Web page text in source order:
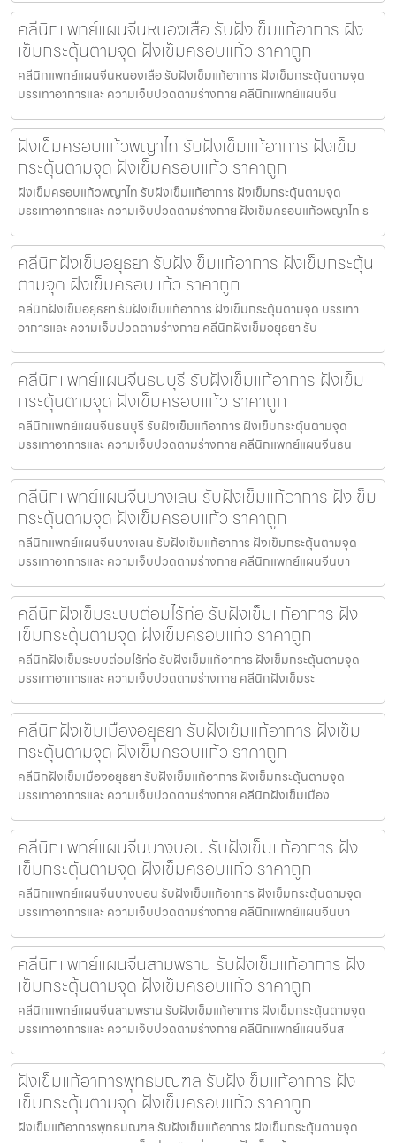
คลีนิกแพทย์แผนจีนหนองเสือ รับฝังเข็มแก้อาการ ฝัง
เข็มกระตุ้นตามจุด ฝังเข็มครอบแก้ว ราคาถูก
คลีนิกแพทย์แผนจีนหนองเสือ รับฝังเข็มแก้อาการ ฝังเข็มกระตุ้นตามจุด
บรรเทาอาการและ ความเจ็บปวดตามร่างกาย คลีนิกแพทย์แผนจีน
ฝังเข็มครอบแก้วพญาไท รับฝังเข็มแก้อาการ ฝังเข็ม
กระตุ้นตามจุด ฝังเข็มครอบแก้ว ราคาถูก
ฝังเข็มครอบแก้วพญาไท รับฝังเข็มแก้อาการ ฝังเข็มกระตุ้นตามจุด
บรรเทาอาการและ ความเจ็บปวดตามร่างกาย ฝังเข็มครอบแก้วพญาไท ร
คลีนิกฝังเข็มอยุธยา รับฝังเข็มแก้อาการ ฝังเข็มกระตุ้น
ตามจุด ฝังเข็มครอบแก้ว ราคาถูก
คลีนิกฝังเข็มอยุธยา รับฝังเข็มแก้อาการ ฝังเข็มกระตุ้นตามจุด บรรเทา
อาการและ ความเจ็บปวดตามร่างกาย คลีนิกฝังเข็มอยุธยา รับ
คลีนิกแพทย์แผนจีนธนบุรี รับฝังเข็มแก้อาการ ฝังเข็ม
กระตุ้นตามจุด ฝังเข็มครอบแก้ว ราคาถูก
คลีนิกแพทย์แผนจีนธนบุรี รับฝังเข็มแก้อาการ ฝังเข็มกระตุ้นตามจุด
บรรเทาอาการและ ความเจ็บปวดตามร่างกาย คลีนิกแพทย์แผนจีนธน
คลีนิกแพทย์แผนจีนบางเลน รับฝังเข็มแก้อาการ ฝังเข็ม
กระตุ้นตามจุด ฝังเข็มครอบแก้ว ราคาถูก
คลีนิกแพทย์แผนจีนบางเลน รับฝังเข็มแก้อาการ ฝังเข็มกระตุ้นตามจุด
บรรเทาอาการและ ความเจ็บปวดตามร่างกาย คลีนิกแพทย์แผนจีนบา
คลีนิกฝังเข็มระบบต่อมไร้ท่อ รับฝังเข็มแก้อาการ ฝัง
เข็มกระตุ้นตามจุด ฝังเข็มครอบแก้ว ราคาถูก
คลีนิกฝังเข็มระบบต่อมไร้ท่อ รับฝังเข็มแก้อาการ ฝังเข็มกระตุ้นตามจุด
บรรเทาอาการและ ความเจ็บปวดตามร่างกาย คลีนิกฝังเข็มระ
คลีนิกฝังเข็มเมืองอยุธยา รับฝังเข็มแก้อาการ ฝังเข็ม
กระตุ้นตามจุด ฝังเข็มครอบแก้ว ราคาถูก
คลีนิกฝังเข็มเมืองอยุธยา รับฝังเข็มแก้อาการ ฝังเข็มกระตุ้นตามจุด
บรรเทาอาการและ ความเจ็บปวดตามร่างกาย คลีนิกฝังเข็มเมือง
คลีนิกแพทย์แผนจีนบางบอน รับฝังเข็มแก้อาการ ฝัง
เข็มกระตุ้นตามจุด ฝังเข็มครอบแก้ว ราคาถูก
คลีนิกแพทย์แผนจีนบางบอน รับฝังเข็มแก้อาการ ฝังเข็มกระตุ้นตามจุด
บรรเทาอาการและ ความเจ็บปวดตามร่างกาย คลีนิกแพทย์แผนจีนบา
คลีนิกแพทย์แผนจีนสามพราน รับฝังเข็มแก้อาการ ฝัง
เข็มกระตุ้นตามจุด ฝังเข็มครอบแก้ว ราคาถูก
คลีนิกแพทย์แผนจีนสามพราน รับฝังเข็มแก้อาการ ฝังเข็มกระตุ้นตามจุด
บรรเทาอาการและ ความเจ็บปวดตามร่างกาย คลีนิกแพทย์แผนจีนส
ฝังเข็มแก้อาการพุทธมณฑล รับฝังเข็มแก้อาการ ฝัง
เข็มกระตุ้นตามจุด ฝังเข็มครอบแก้ว ราคาถูก
ฝังเข็มแก้อาการพุทธมณฑล รับฝังเข็มแก้อาการ ฝังเข็มกระตุ้นตามจุด